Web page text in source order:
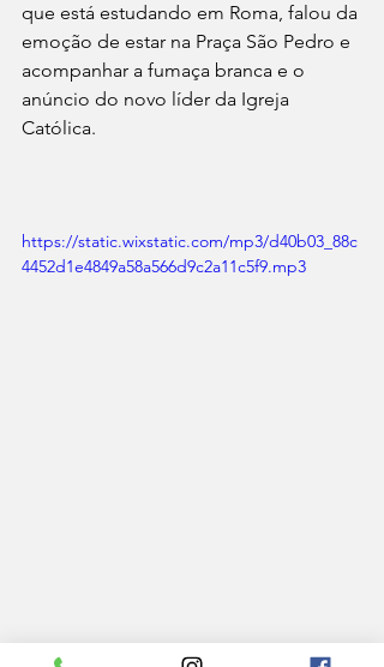
que está estudando em Roma, falou da
emoção de estar na Praça São Pedro e
acompanhar a fumaça branca e o
anúncio do novo líder da Igreja
Católica.
https://static.wixstatic.com/mp3/d40b03_88c
4452d1e4849a58a566d9c2a11c5f9.mp3